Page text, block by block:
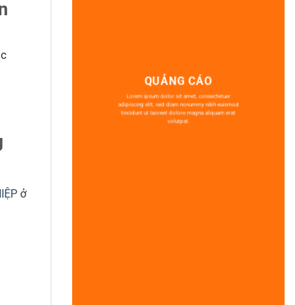
ở
QUẢNG CÁO
Lorem ipsum dolor sit amet, consectetuer
adipiscing elit, sed diam nonummy nibh euismod
tincidunt ut laoreet dolore magna aliquam erat
volutpat.